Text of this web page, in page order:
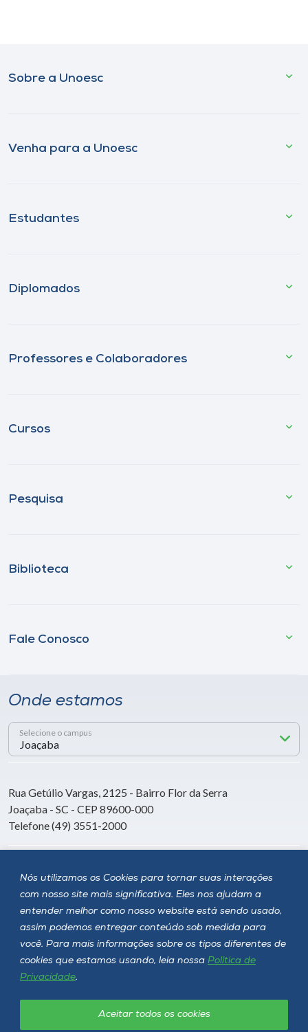
Nós utilizamos os Cookies para tornar suas interações
com nosso site mais significativa. Eles nos ajudam a
entender melhor como nosso website está sendo usado,
assim podemos entregar conteúdo sob medida para
você. Para mais informações sobre os tipos diferentes de
cookies que estamos usando, leia nossa Política de
Privacidade.
Aceitar todos os cookies
Sobre a Unoesc
Venha para a Unoesc
Estudantes
Diplomados
Professores e Colaboradores
Cursos
Pesquisa
Biblioteca
Fale Conosco
Onde estamos
Selecione o campus
Rua Getúlio Vargas, 2125 - Bairro Flor da Serra
Joaçaba - SC - CEP 89600-000
Telefone (49) 3551-2000
Siga a Unoesc
Política de privacidade LGPD